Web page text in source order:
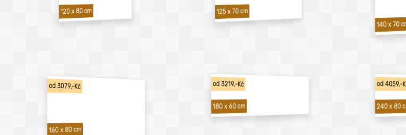
120 x 80 cm 125 x 70 cm
140 x 70
od 3079,-Kč
160 x 80 cm
od 3219,-Kč
180 x 60 cm
od 4059,-
240 x 80